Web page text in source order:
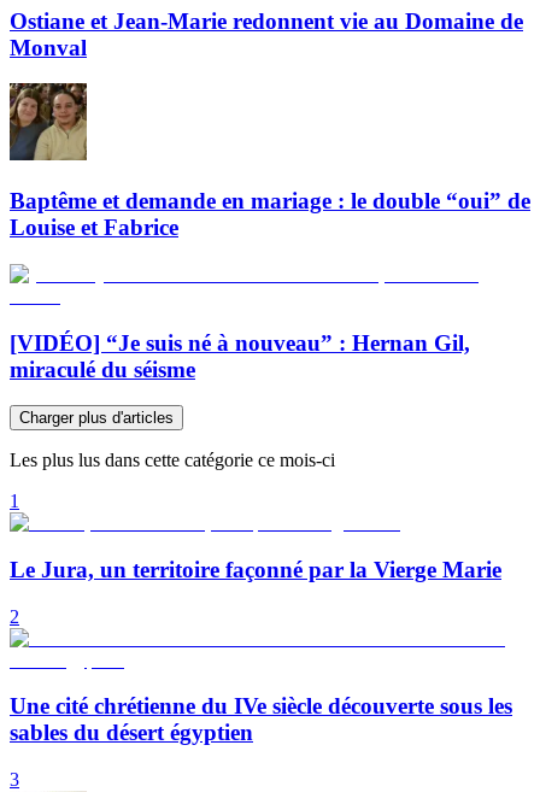
Ostiane et Jean-Marie redonnent vie au Domaine de
Monval
Baptême et demande en mariage : le double “oui” de
Louise et Fabrice
[VIDÉO] “Je suis né à nouveau” : Hernan Gil,
miraculé du séisme
Charger plus d'articles
Les plus lus dans cette catégorie ce mois-ci
1
Le Jura, un territoire façonné par la Vierge Marie
2
Une cité chrétienne du IVe siècle découverte sous les
sables du désert égyptien
3